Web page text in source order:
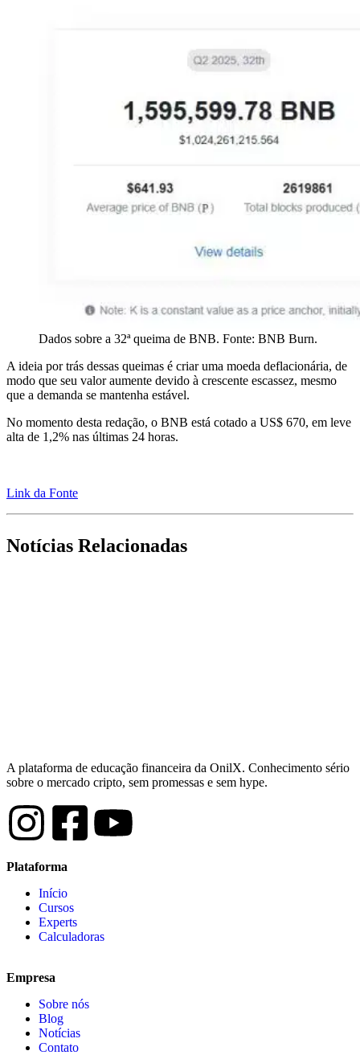
Dados sobre a 32ª queima de BNB. Fonte: BNB Burn.
A ideia por trás dessas queimas é criar uma moeda deflacionária, de
modo que seu valor aumente devido à crescente escassez, mesmo
que a demanda se mantenha estável.
No momento desta redação, o BNB está cotado a US$ 670, em leve
alta de 1,2% nas últimas 24 horas.
Link da Fonte
Notícias Relacionadas
A plataforma de educação financeira da OnilX. Conhecimento sério
sobre o mercado cripto, sem promessas e sem hype.
Plataforma
Início
Cursos
Experts
Calculadoras
Empresa
Sobre nós
Blog
Notícias
Contato